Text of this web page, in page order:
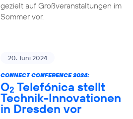
gezielt auf Großveranstaltungen im
Sommer vor.
20. Juni 2024
CONNECT CONFERENCE 2024:
O2 Telefónica stellt
Technik-Innovationen
in Dresden vor